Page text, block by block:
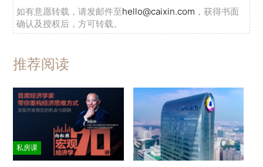
如有意愿转载，请发邮件至hello@caixin.com ，获得书面
确认及授权后，方可转载。
推荐阅读
私房课